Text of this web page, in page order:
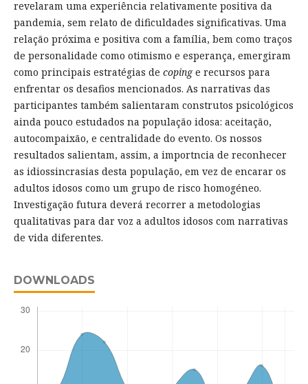
revelaram uma experiência relativamente positiva da
pandemia, sem relato de dificuldades significativas. Uma
relação próxima e positiva com a família, bem como traços
de personalidade como otimismo e esperança, emergiram
como principais estratégias de copinge recursos para
enfrentar os desafios mencionados. As narrativas das
participantes também salientaram construtos psicológicos
ainda pouco estudados na população idosa: aceitação,
autocompaixão, e centralidade do evento. Os nossos
resultados salientam, assim, a importncia de reconhecer
as idiossincrasias desta população, em vez de encarar os
adultos idosos como um grupo de risco homogéneo.
Investigação futura deverá recorrer a metodologias
qualitativas para dar voz a adultos idosos com narrativas
de vida diferentes.
DOWNLOADS